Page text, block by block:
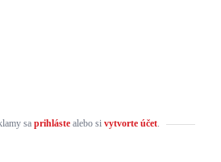
sa prihlástealebo si vytvorte účet.